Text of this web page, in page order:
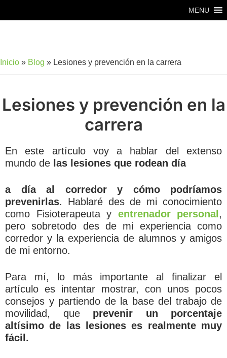
al
al
página
MENU
Inicio » Blog » Lesiones y prevención en la carrera
Lesiones y prevención en la
carrera
En este artículo voy a hablar del extenso
mundo de las lesiones que rodean día
a día al corredor y cómo podríamos
prevenirlas. Hablaré des de mi conocimiento
como Fisioterapeuta y entrenador personal ,
pero sobretodo des de mi experiencia como
corredor y la experiencia de alumnos y amigos
de mi entorno.
Para mí, lo más importante al finalizar el
artículo es intentar mostrar, con unos pocos
consejos y partiendo de la base del trabajo de
movilidad, que prevenir un porcentaje
altísimo de las lesiones es realmente muy
fácil.